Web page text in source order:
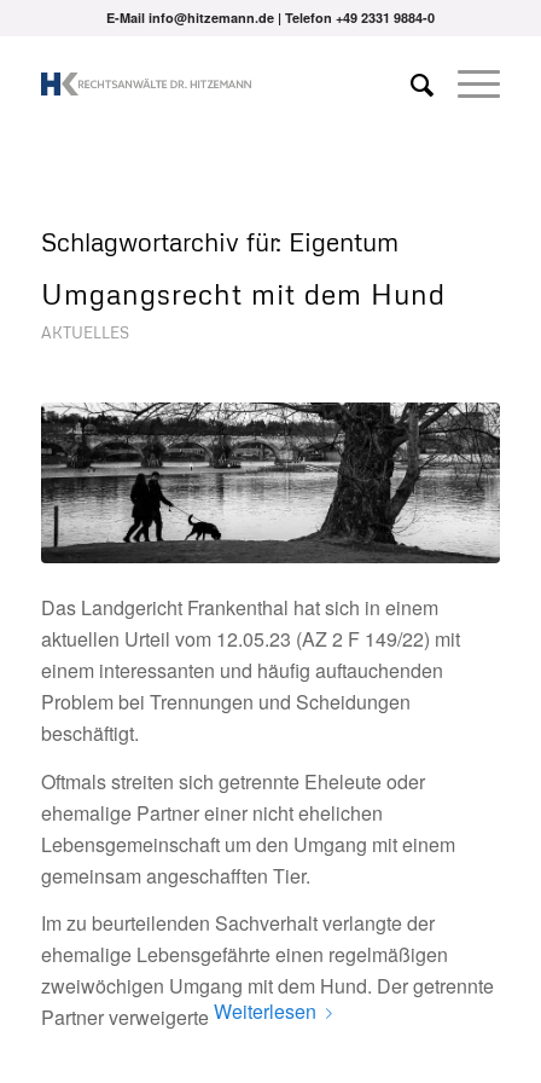
E-Mail info@hitzemann.de | Telefon +49 2331 9884-0
Schlagwortarchiv für: Eigentum
Umgangsrecht mit dem Hund
AKTUELLES
Das Landgericht Frankenthal hat sich in einem
aktuellen Urteil vom 12.05.23 (AZ 2 F 149/22) mit
einem interessanten und häufig auftauchenden
Problem bei Trennungen und Scheidungen
beschäftigt.
Oftmals streiten sich getrennte Eheleute oder
ehemalige Partner einer nicht ehelichen
Lebensgemeinschaft um den Umgang mit einem
gemeinsam angeschafften Tier.
Im zu beurteilenden Sachverhalt verlangte der
ehemalige Lebensgefährte einen regelmäßigen
zweiwöchigen Umgang mit dem Hund. Der getrennte
Partner verweigerteWeiterlesen